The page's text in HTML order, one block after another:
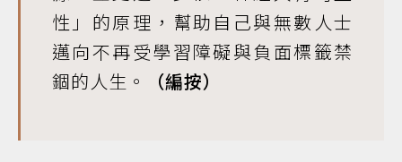
性」的原理，幫助自己與無數人士
邁向不再受學習障礙與負面標籤禁
錮的人生。
（編按）